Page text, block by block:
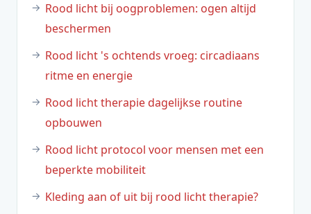
Rood licht bij oogproblemen: ogen altijd
beschermen
Rood licht 's ochtends vroeg: circadiaans
ritme en energie
Rood licht therapie dagelijkse routine
opbouwen
Rood licht protocol voor mensen met een
beperkte mobiliteit
Kleding aan of uit bij rood licht therapie?